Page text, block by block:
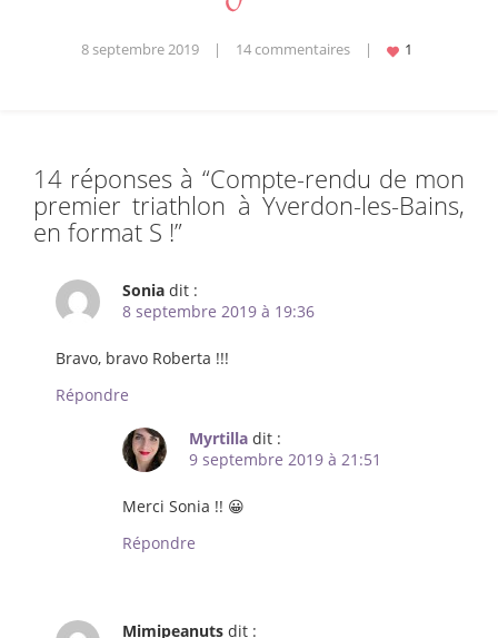
8 septembre 2019 | 14 commentaires |
14 réponses à “Compte-rendu de mon
premier triathlon à Yverdon-les-Bains,
en format S !”
Sonia dit :
8 septembre 2019 à 19:36
Bravo, bravo Roberta !!!
Répondre
Myrtilla dit :
9 septembre 2019 à 21:51
Merci Sonia !! 😀
Répondre
Mimipeanuts dit :